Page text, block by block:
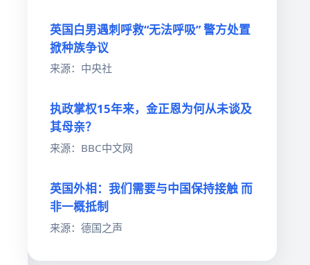
英国白男遇刺呼救“无法呼吸” 警方处置
掀种族争议
来源：中央社
执政掌权15年来，金正恩为何从未谈及
其母亲？
来源：BBC中文网
英国外相：我们需要与中国保持接触 而
非一概抵制
来源：德国之声